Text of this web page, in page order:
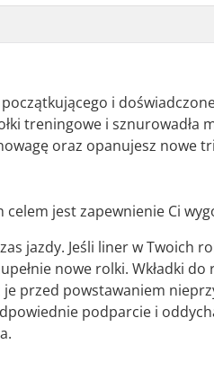
i
treningowe i sznurowadła
oraz opanujesz nowe
jest zapewnienie Ci
jazdy. Jeśli liner w Twoich
nowe rolki. Wkładki
przed powstawaniem
podparcie i